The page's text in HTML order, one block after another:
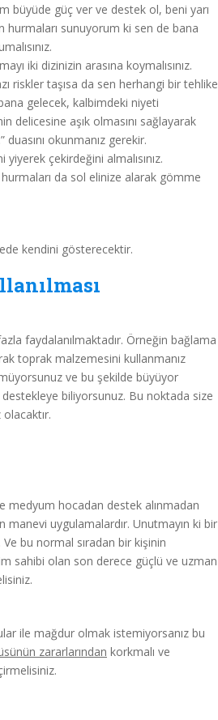
büyüde güç ver ve destek ol, beni yarı
hurmaları sunuyorum ki sen de bana
iki dizinizin arasına koymalısınız.
riskler taşısa da sen herhangi bir tehlike
gelecek, kalbimdeki niyeti
delicesine aşık olmasını sağlayarak
okunmanız gerekir.
çekirdeğini almalısınız.
da sol elinize alarak gömme
kendini gösterecektir.
faydalanılmaktadır. Örneğin bağlama
toprak malzemesini kullanmanız
ve bu şekilde büyüyor
destekleye biliyorsunuz. Bu noktada size
medyum hocadan destek alınmadan
uygulamalardır. Unutmayın ki bir
bu normal sıradan bir kişinin
sahibi olan son derece güçlü ve uzman
ile mağdur olmak istemiyorsanız bu
zararlarından korkmalı ve